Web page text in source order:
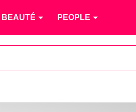
BEAUTÉ PEOPLE